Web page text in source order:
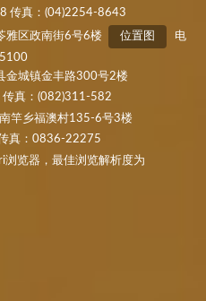
传真：(04)2254-8643
雅区政南街6号6楼
位置图
电
金城镇金丰路300号2楼
真：(082)311-582
竿乡福澳村135-6号3楼
真：0836-22275
浏览器，最佳浏览解析度为